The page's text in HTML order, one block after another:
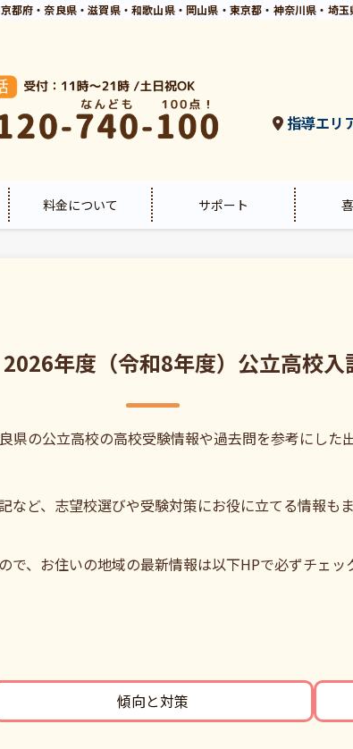
都府・奈良県・滋賀県・和歌山県・岡山県・東京都・神奈川県・埼
料金について サポート
指導エリ
2026年度（令和8年度）公立高校
県の公立高校の高校受験情報や過去問を参考にした
など、志望校選びや受験対策にお役に立てる情報も
、お住いの地域の最新情報は以下HPで必ずチェッ
傾向と対策